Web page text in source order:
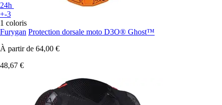
24h
+-3
1 coloris
Furygan Protection dorsale moto D3O® Ghost™
À partir de 64,00 €
48,67 €